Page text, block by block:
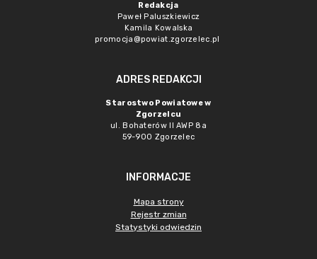
Redakcja
Paweł Paluszkiewicz
Kamila Kowalska
promocja@powiat.zgorzelec.pl
ADRES REDAKCJI
Starostwo Powiatowe w
Zgorzelcu
ul. Bohaterów II AWP 8a
59-900 Zgorzelec
INFORMACJE
Mapa strony
Rejestr zmian
Statystyki odwiedzin